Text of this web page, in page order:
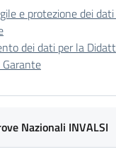
e protezione dei
dei dati per la
Nazionali INVALSI